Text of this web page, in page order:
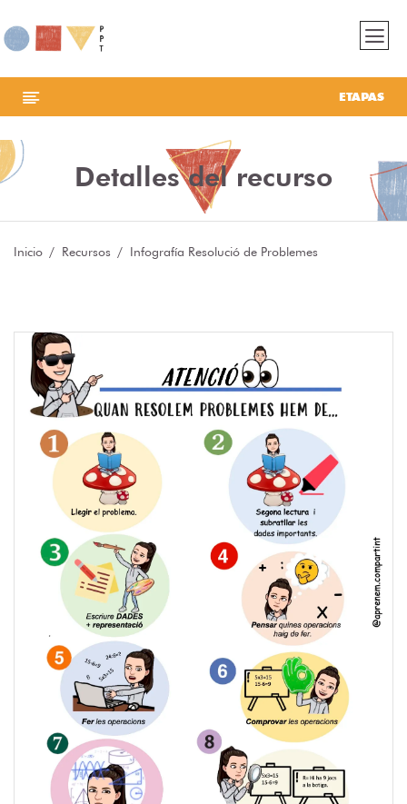
ETAPAS
Detalles del recurso
Inicio Recursos Infografía Resolució de Problemes